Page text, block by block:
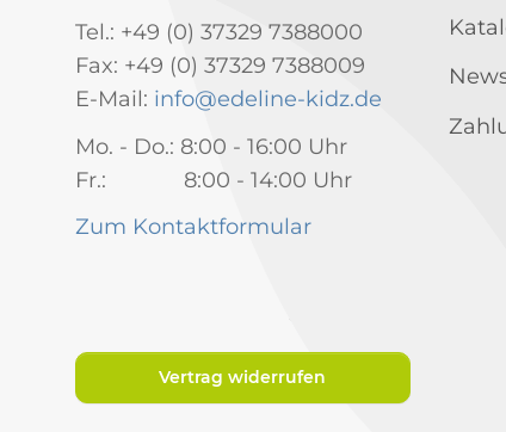
Tel.: +49 (0) 37329 7388000
Fax: +49 (0) 37329 7388009
E-Mail: info@edeline-kidz.de
Mo. - Do.: 8:00 - 16:00 Uhr
Fr.: 8:00 - 14:00 Uhr
Zum Kontaktformular
Vertrag widerrufen